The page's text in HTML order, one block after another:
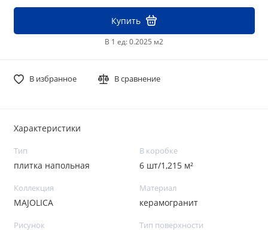
Купить
В 1 ед: 0.2025 м2
В избранное В сравнение
Характеристики
Тип
плитка напольная
В коробке
6 шт/1,215 м²
Коллекция
MAJOLICA
Материал
керамогранит
Рисунок Тип поверхности